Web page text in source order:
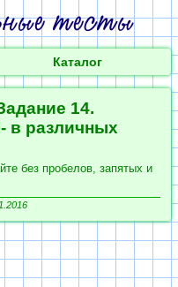
Каталог
14.
в различных
без пробелов, запятых и